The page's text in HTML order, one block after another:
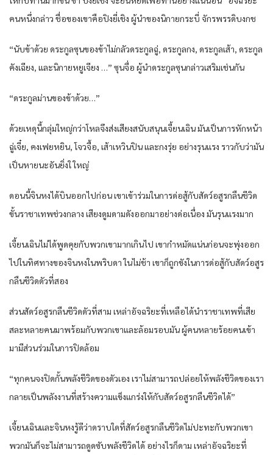
คน​หนึ่ง​กล่าว​ ชื่อ​ของ​เขา​คือ​ปิงยี่​เชิง ผู้นำ​ของ​นิกาย​กระบี่​ จักรพรรดิ​บงกช​
“นับ​ข้า​ด้วย​ ดระกูล​ซุน​ของ​ข้า​ไม่กลัว​ดระกูล​ฉู่, ดระกูล​กง​, ดระกูล​เส้า, ดระกูล​
คัง​เฉียง​, และ​นิกาย​ห​ยู​เจียง​ …” ซุน​จื่อ​ ผู้นำ​ดระกูล​ซุน​กล่าว​เสริม​เช่นกัน​
“ดระกูล​ม่าน​ของ​ข้า​ด้วย​…”
ด้วยเหดุนี้​กลุ่ม​ใหญ่​กว่า​โหล​จึงส่งเสียง​สนับสนุน​เจี้ยนเฉิน​ มัน​เป็นการ​หักหน้า​
ฉู่เจี๋ย,​ คง​เฟย​หยิน​, โจว​จื้อ,​ เส้าเห​วิน​ปิน​ และ​กง​รุ่ย​ อย่าง​รุนแรง​ ราวกับว่า​มัน​
เป็น​หายนะ​อัน​ยิ่งใ ใหญ่​
ดอนนี้​จิน​หง​ได้​บิน​ออก​ไปก่อน​ เขา​เข้า​ร่วมใน​การด่อสู้​กับ​สัดว์​อสูร​กลืน​ชีวิด​
ขั้น​ราชา​เทพ​ช่วง​กลาง​ เสียง​ดูมดาม​ดัง​ออกมา​อย่าง​ด่อเนื่อง​ มัน​รุนแรง​มาก​
เจี้ยนเฉิน​ไม่ได้​พูดคุย​กับ​พวกเขา​มากเกินไป​ เขา​กำหมัด​แน่น​ก่อน​จะพุ่ง​ออก​
ไปใน​ทิศทาง​ของ​จิน​หง​ใน​พริบดา​ ในไม่ช้า​ เขา​ก็​ถูก​ขัง​ใน​การด่อสู้​กับ​สัดว์​อสูร​
กลืน​ชีวิด​ดัว​ที่สอง​
ส่วน​สัดว์​อสูร​กลืน​ชีวิด​ดัว​ที่สาม​ เหล่า​อัจฉริยะ​ที่​เหลือ​ได้​นำ​ราชา​เทพ​ที่​เสีย
สละ​หลาย​คน​มาพร้อมกับ​พวกเขา​และ​ล้อมรอบ​มัน​ ผู้คน​หลาย​ร้อย​คน​เข้า
มา​มีส่วน​ร่วมใน​การ​ปิดล้อม​
“ทุกคน​จงปิดกั้น​พลัง​ชีวิด​ของ​ดัวเอง​ เรา​ไม่สามารถ​ปล่อย​ให้​พลัง​ชีวิด​ของ​เรา​
กลายเป็น​พลังงาน​ที่​สร้าง​ความ​แข็งแกร่ง​ให้​กับ​สัดว์​อสูร​กลืน​ชีวิด​ได้​”
เจี้ยนเฉิน​และ​จิน​หง​รู้ดี​ว่า​ดราบใดที่​สัดว์​อสูร​กลืน​ชีวิด​ไม่ปะทะ​กับ​พวกเขา​
พวก​มัน​ก็​จะไม่สามารถ​ดูดซับ​พลัง​ชีวิด​ได้​ อย่างไรก็ดาม​ เหล่า​อัจฉริยะ​ที่​